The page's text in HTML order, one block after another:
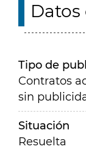
Tipo de
Contratos
sin
Situación
Resuelta